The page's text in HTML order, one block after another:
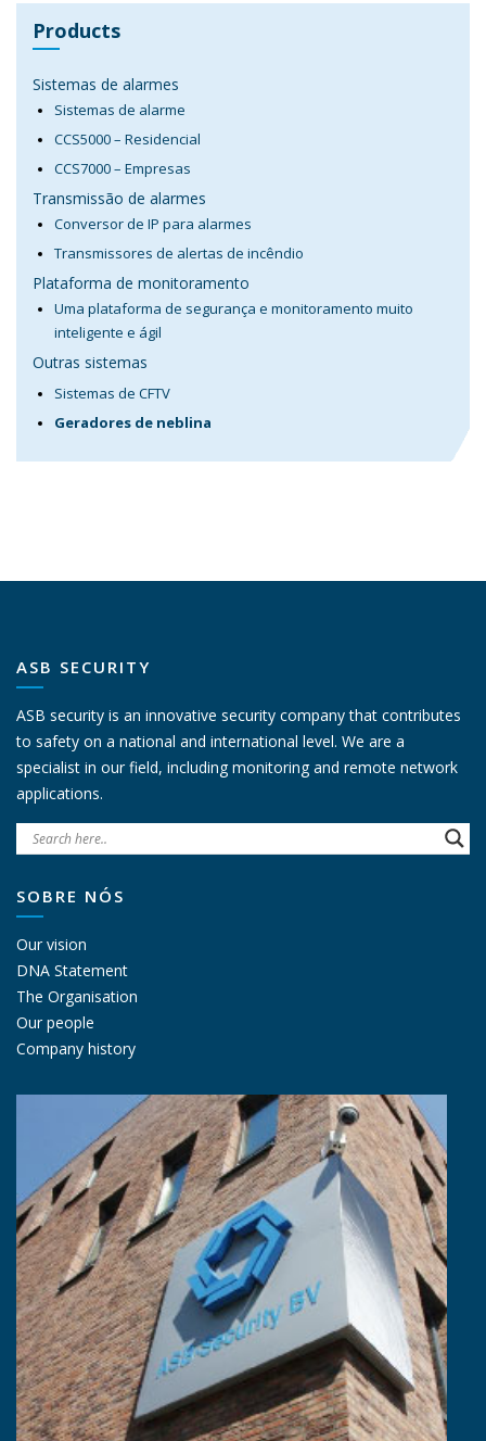
Products
Sistemas de alarmes
Sistemas de alarme
CCS5000 – Residencial
CCS7000 – Empresas
Transmissão de alarmes
Conversor de IP para alarmes
Transmissores de alertas de incêndio
Plataforma de monitoramento
Uma plataforma de segurança e monitoramento muito
inteligente e ágil
Outras sistemas
Sistemas de CFTV
Geradores de neblina
ASB SECURITY
ASB security is an innovative security company that contributes
to safety on a national and international level. We are a
specialist in our field, including monitoring and remote network
applications.
SOBRE NÓS
Our vision
DNA Statement
The Organisation
Our people
Company history